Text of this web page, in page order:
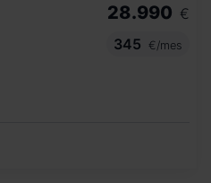
28.990 €
345
€/mes